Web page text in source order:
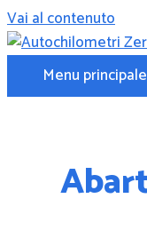
Vai al contenuto
Menu principale